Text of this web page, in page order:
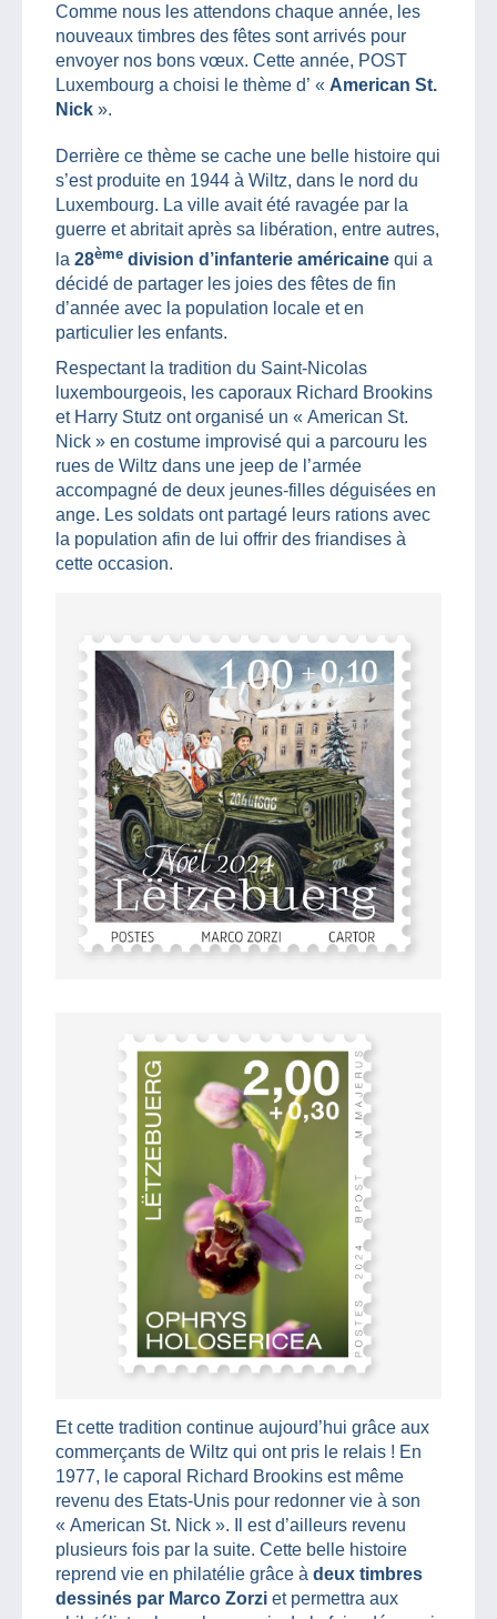
Comme nous les attendons chaque année, les
nouveaux timbres des fêtes sont arrivés pour
envoyer nos bons vœux. Cette année, POST
Luxembourg a choisi le thème d’ « American St.
Nick ».
Derrière ce thème se cache une belle histoire qui
s’est produite en 1944 à Wiltz, dans le nord du
Luxembourg. La ville avait été ravagée par la
guerre et abritait après sa libération, entre autres,
la 28ème division d’infanterie américaine qui a
décidé de partager les joies des fêtes de fin
d’année avec la population locale et en
particulier les enfants.
Respectant la tradition du Saint-Nicolas
luxembourgeois, les caporaux Richard Brookins
et Harry Stutz ont organisé un « American St.
Nick » en costume improvisé qui a parcouru les
rues de Wiltz dans une jeep de l’armée
accompagné de deux jeunes-filles déguisées en
ange. Les soldats ont partagé leurs rations avec
la population afin de lui offrir des friandises à
cette occasion.
Et cette tradition continue aujourd’hui grâce aux
commerçants de Wiltz qui ont pris le relais ! En
1977, le caporal Richard Brookins est même
revenu des Etats-Unis pour redonner vie à son
« American St. Nick ». Il est d’ailleurs revenu
plusieurs fois par la suite. Cette belle histoire
reprend vie en philatélie grâce à deux timbres
dessinés par Marco Zorzi et permettra aux